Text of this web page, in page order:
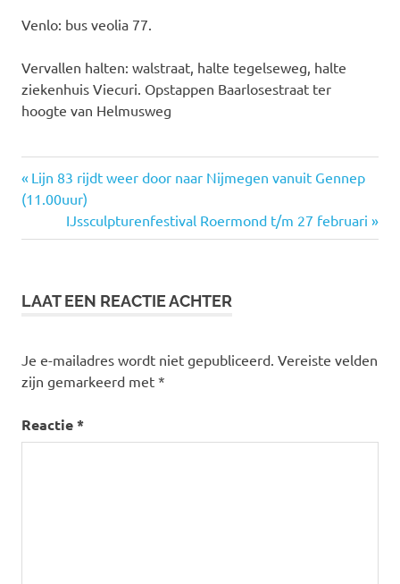
Venlo: bus veolia 77.
Vervallen halten: walstraat, halte tegelseweg, halte
ziekenhuis Viecuri. Opstappen Baarlosestraat ter
hoogte van Helmusweg
Bericht
navigatie
Vorige
bericht:
Lijn 83 rijdt weer door naar Nijmegen vanuit Gennep
(11.00uur)
Volgende
bericht:
IJssculpturenfestival Roermond t/m 27 februari
LAAT EEN REACTIE ACHTER
Je e-mailadres wordt niet gepubliceerd. Vereiste velden
zijn gemarkeerd met *
Reactie*